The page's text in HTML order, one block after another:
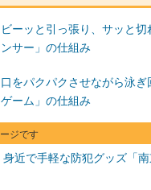
ビーッと引っ張り、サッと
ンサー」の仕組み
口をパクパクさせながら泳ぎ
ゲーム」の仕組み
身近で手軽な防犯グッズ「